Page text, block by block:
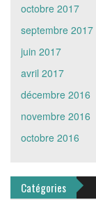
octobre 2017
septembre 2017
juin 2017
avril 2017
décembre 2016
novembre 2016
octobre 2016
Catégories